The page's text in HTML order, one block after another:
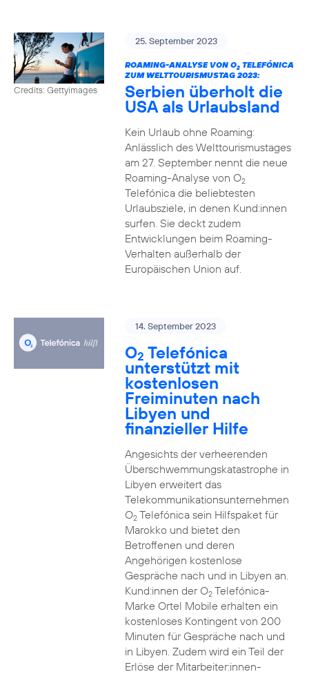
Credits: Gettyimages
25. September 2023
ROAMING-ANALYSE VON O2TELEFÓNICA
ZUM WELTTOURISMUSTAG 2023:
Serbien überholt die
USA als Urlaubsland
Kein Urlaub ohne Roaming:
Anlässlich des Welttourismustages
am 27. September nennt die neue
Roaming-Analyse von O2
Telefónica die beliebtesten
Urlaubsziele, in denen Kund:innen
surfen. Sie deckt zudem
Entwicklungen beim Roaming-
Verhalten außerhalb der
Europäischen Union auf.
14. September 2023
O2 Telefónica
unterstützt mit
kostenlosen
Freiminuten nach
Libyen und
finanzieller Hilfe
Angesichts der verheerenden
Überschwemmungskatastrophe in
Libyen erweitert das
Telekommunikationsunternehmen
O2Telefónica sein Hilfspaket für
Marokko und bietet den
Betroffenen und deren
Angehörigen kostenlose
Gespräche nach und in Libyen an.
Kund:innen der O2Telefónica-
Marke Ortel Mobile erhalten ein
kostenloses Kontingent von 200
Minuten für Gespräche nach und
in Libyen. Zudem wird ein Teil der
Erlöse der Mitarbeiter:innen-